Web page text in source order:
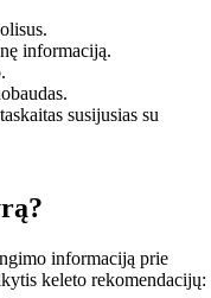
informaciją.
susijusias su
informaciją prie
keleto rekomendacijų: